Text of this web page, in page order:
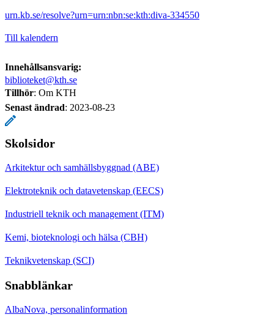
urn.kb.se/resolve?urn=urn:nbn:se:kth:diva-334550
Till kalendern
Innehållsansvarig:
biblioteket@kth.se
Tillhör: Om KTH
Senast ändrad: 2023-08-23
Skolsidor
Arkitektur och samhällsbyggnad (ABE)
Elektroteknik och datavetenskap (EECS)
Industriell teknik och management (ITM)
Kemi, bioteknologi och hälsa (CBH)
Teknikvetenskap (SCI)
Snabblänkar
AlbaNova, personalinformation